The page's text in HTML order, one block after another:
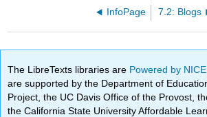
InfoPage 7.2: Blogs
The LibreTexts libraries are Powered by
are supported by the Department of
Project, the UC Davis Office of the Provost,
the California State University Affordable